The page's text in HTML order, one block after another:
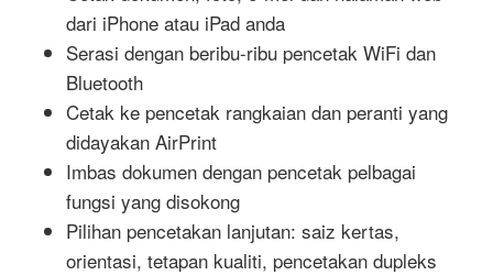
dari iPhone atau iPad anda
Serasi dengan beribu-ribu pencetak WiFi dan
Bluetooth
Cetak ke pencetak rangkaian dan peranti yang
didayakan AirPrint
Imbas dokumen dengan pencetak pelbagai
fungsi yang disokong
Pilihan pencetakan lanjutan: saiz kertas,
orientasi, tetapan kualiti, pencetakan dupleks